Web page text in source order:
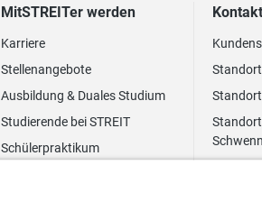
MitSTREITer werden
Karriere
Stellenangebote
Ausbildung & Duales Studium
Studierende bei STREIT
Schülerpraktikum
Kontakt